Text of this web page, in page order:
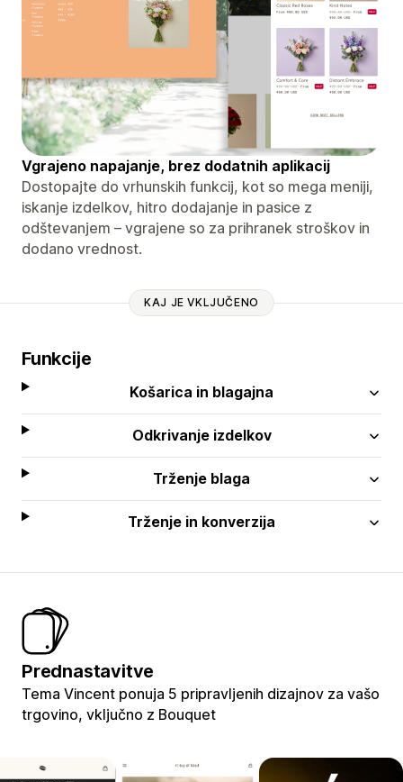
Vgrajeno napajanje, brez dodatnih aplikacij
Dostopajte do vrhunskih funkcij, kot so mega meniji,
iskanje izdelkov, hitro dodajanje in pasice z
odštevanjem – vgrajene so za prihranek stroškov in
dodano vrednost.
KAJ JE VKLJUČENO
Funkcije
Košarica in blagajna
Odkrivanje izdelkov
Trženje blaga
Trženje in konverzija
Prednastavitve
Tema Vincent ponuja 5 pripravljenih dizajnov za vašo
trgovino, vključno z Bouquet